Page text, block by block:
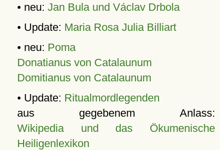
• neu: Jan Bula und Václav Drbola
• Update: Maria Rosa Julia Billiart
• neu: Poma
Donatianus von Catalaunum
Domitianus von Catalaunum
• Update: Ritualmordlegenden
aus gegebenem Anlass:
Wikipedia und das Ökumenische
Heiligenlexikon